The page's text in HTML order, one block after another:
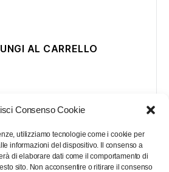
Consenso Cookie
utilizziamo tecnologie come i cookie per
informazioni del dispositivo. Il consenso a
di elaborare dati come il comportamento di
sito. Non acconsentire o ritirare il consenso
AL CARRELLO
Informazioni aggiuntive
sarà difficile il fallimento. Risvegliamoci!